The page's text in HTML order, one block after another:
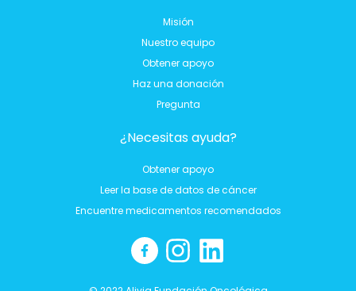
Misión
Nuestro equipo
Obtener apoyo
Haz una donación
Pregunta
¿Necesitas ayuda?
Obtener apoyo
Leer la base de datos de cáncer
Encuentre medicamentos recomendados